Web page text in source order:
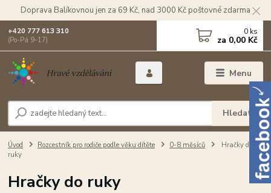
Doprava Balíkovnou jen za 69 Kč, nad 3000 Kč poštovné zdarma
Menu
Hledat
+420 777 613 310
(Po-Pá 9-17)
0 ks
za 0,00 Kč
Úvod Rozcestník pro rodiče podle věku dítěte 0-8 měsíců
Hračky do
ruky
Hračky do ruky